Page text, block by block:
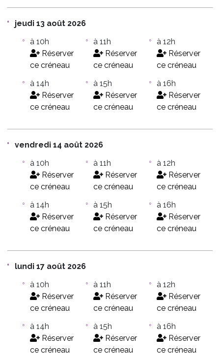
jeudi 13 août 2026
à 10h
Réserver
ce créneau
à 11h
Réserver
ce créneau
à 12h
Réserver
ce créneau
à 14h
Réserver
ce créneau
à 15h
Réserver
ce créneau
à 16h
Réserver
ce créneau
vendredi 14 août 2026
à 10h
Réserver
ce créneau
à 11h
Réserver
ce créneau
à 12h
Réserver
ce créneau
à 14h
Réserver
ce créneau
à 15h
Réserver
ce créneau
à 16h
Réserver
ce créneau
lundi 17 août 2026
à 10h
Réserver
ce créneau
à 11h
Réserver
ce créneau
à 12h
Réserver
ce créneau
à 14h
Réserver
ce créneau
à 15h
Réserver
ce créneau
à 16h
Réserver
ce créneau